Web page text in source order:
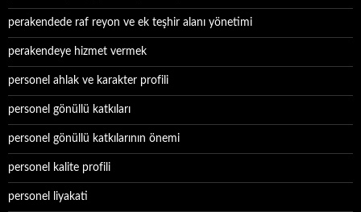
perakendede raf reyon ve ek teşhir alanı yönetimi
perakendeye hizmet vermek
personel ahlak ve karakter profili
personel gönüllü katkıları
personel gönüllü katkılarının önemi
personel kalite profili
personel liyakati